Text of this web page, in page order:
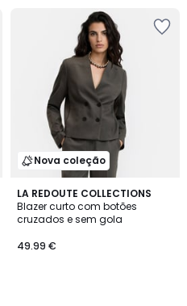
Nova coleção
LA REDOUTE COLLECTIONS
Blazer curto com botões
cruzados e sem gola
49.99 €